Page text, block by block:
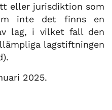
eller jurisdiktion som
inte det finns en
lag, i vilket fall den
lagstiftningen
2025.